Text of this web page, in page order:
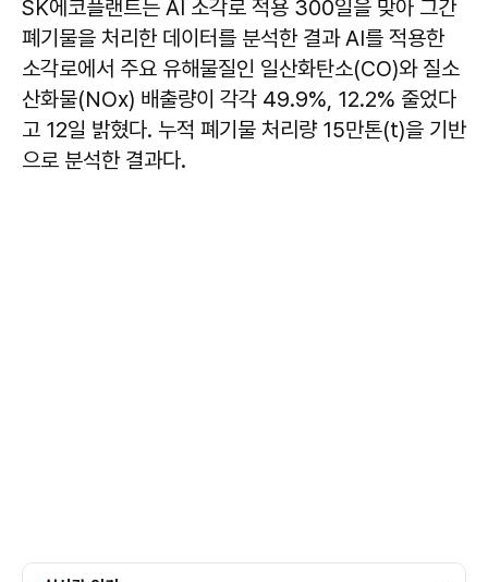
SK에코플랜트는 AI 소각로 적용 300일을 맞아 그간
폐기물을 처리한 데이터를 분석한 결과 AI를 적용한
소각로에서 주요 유해물질인 일산화탄소(CO)와 질소
산화물(NOx) 배출량이 각각 49.9%, 12.2% 줄었다
고 12일 밝혔다. 누적 폐기물 처리량 15만톤(t)을 기반
으로 분석한 결과다.